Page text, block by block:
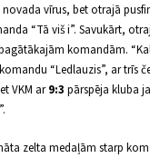
novada vīrus, bet otrajā
“Tā viš i”. Savukārt,
komandām.
“Ledlauzis”, ar trīs
VKM ar9:3 pārspēja kluba
zelta medaļām starp